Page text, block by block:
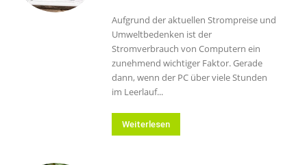
Aufgrund der aktuellen Strompreise und
Umweltbedenken ist der
Stromverbrauch von Computern ein
zunehmend wichtiger Faktor. Gerade
dann, wenn der PC über viele Stunden
im Leerlauf...
Weiterlesen